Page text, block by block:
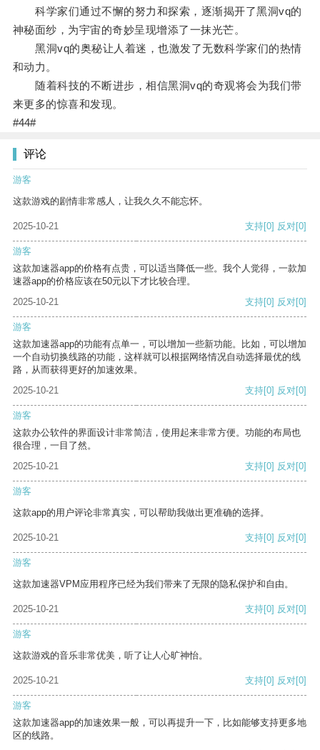
科学家们通过不懈的努力和探索，逐渐揭开了黑洞vq的
神秘面纱，为宇宙的奇妙呈现增添了一抹光芒。
黑洞vq的奥秘让人着迷，也激发了无数科学家们的热情
和动力。
随着科技的不断进步，相信黑洞vq的奇观将会为我们带
来更多的惊喜和发现。
#44#
评论
游客
这款游戏的剧情非常感人，让我久久不能忘怀。
2025-10-21 支持[0] 反对[0]
游客
这款加速器app的价格有点贵，可以适当降低一些。我个人觉得，一款加
速器app的价格应该在50元以下才比较合理。
2025-10-21
支持[0] 反对[0]
游客
这款加速器app的功能有点单一，可以增加一些新功能。比如，可以增加
一个自动切换线路的功能，这样就可以根据网络情况自动选择最优的线
路，从而获得更好的加速效果。
2025-10-21
支持[0] 反对[0]
游客
这款办公软件的界面设计非常简洁，使用起来非常方便。功能的布局也
很合理，一目了然。
2025-10-21
支持[0] 反对[0]
游客
这款app的用户评论非常真实，可以帮助我做出更准确的选择。
2025-10-21 支持[0] 反对[0]
游客
这款加速器VPM应用程序已经为我们带来了无限的隐私保护和自由。
2025-10-21 支持[0] 反对[0]
游客
这款游戏的音乐非常优美，听了让人心旷神怡。
2025-10-21 支持[0] 反对[0]
游客
这款加速器app的加速效果一般，可以再提升一下，比如能够支持更多地
区的线路。